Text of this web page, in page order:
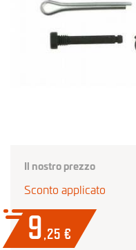
Il nostro prezzo
Sconto applicato
9,25 €